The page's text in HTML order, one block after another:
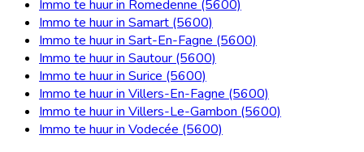
Immo te huur in Romedenne (5600)
Immo te huur in Samart (5600)
Immo te huur in Sart-En-Fagne (5600)
Immo te huur in Sautour (5600)
Immo te huur in Surice (5600)
Immo te huur in Villers-En-Fagne (5600)
Immo te huur in Villers-Le-Gambon (5600)
Immo te huur in Vodecée (5600)